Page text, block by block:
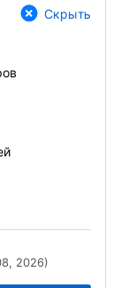
Скрыть
2026)